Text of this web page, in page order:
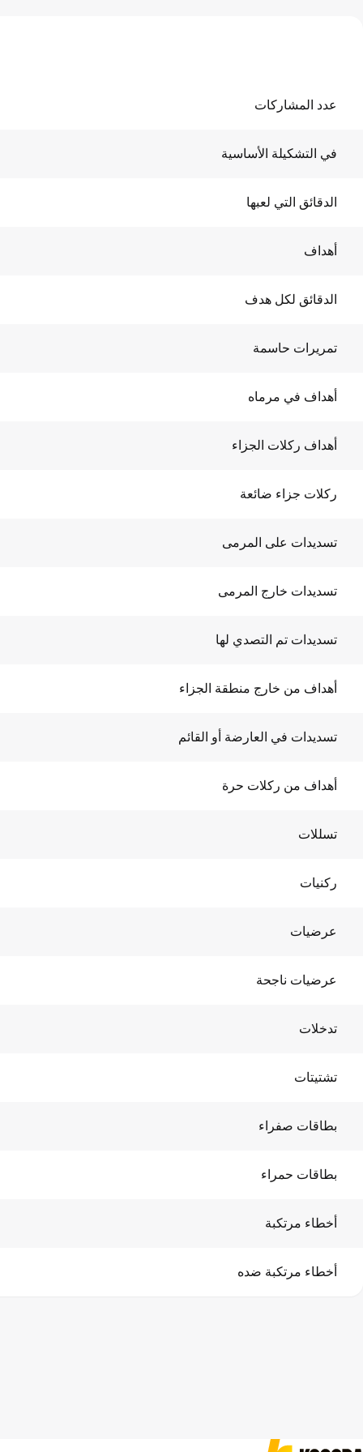
عدد المشاركات
في التشكيلة الأساسية
الدقائق التي لعبها
أهداف
الدقائق لكل هدف
تمريرات حاسمة
أهداف في مرماه
أهداف ركلات الجزاء
ركلات جزاء ضائعة
تسديدات على المرمى
تسديدات خارج المرمى
تسديدات تم التصدي لها
أهداف من خارج منطقة الجزاء
تسديدات في العارضة أو القائم
أهداف من ركلات حرة
تسللات
ركنيات
عرضيات
عرضيات ناجحة
تدخلات
تشتيتات
بطاقات صفراء
بطاقات حمراء
أخطاء مرتكبة
أخطاء مرتكبة ضده